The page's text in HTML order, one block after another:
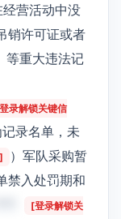
经营活动中没
销许可证或者
等重大违法记
录解锁关键信
录名单，未
）军队采购暂
禁入处罚期和
[登录解锁关